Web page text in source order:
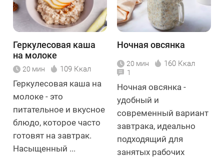
Геркулесовая каша
на молоке
20 мин 109 Ккал
Геркулесовая каша на
молоке - это
питательное и вкусное
блюдо, которое часто
готовят на завтрак.
Насыщенный ...
Ночная овсянка
20 мин 160 Ккал
1
Ночная овсянка -
удобный и
современный вариант
завтрака, идеально
подходящий для
занятых рабочих